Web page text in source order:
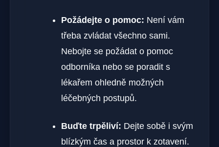
Požádejte o pomoc: ⁢Není ​vám
⁢třeba zvládat všechno sami.
Nebojte se požádat o ​pomoc
odborníka nebo⁢ se ‍poradit s
lékařem ⁢ohledně možných
léčebných postupů.
Buďte trpěliví: Dejte⁣ sobě i svým​
blízkým čas a prostor k zotavení.